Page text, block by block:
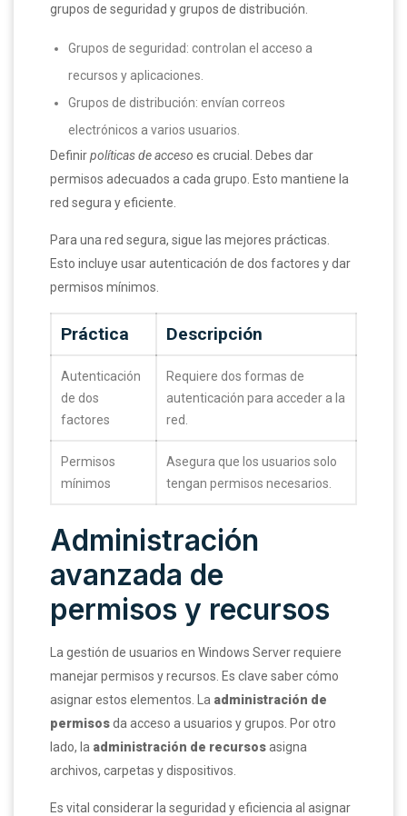
grupos de seguridad y grupos de distribución.
Grupos de seguridad: controlan el acceso a
recursos y aplicaciones.
Grupos de distribución: envían correos
electrónicos a varios usuarios.
Definirpolíticas de acceso es crucial. Debes dar
permisos adecuados a cada grupo. Esto mantiene la
red segura y eficiente.
Para una red segura, sigue las mejores prácticas.
Esto incluye usar autenticación de dos factores y dar
permisos mínimos.
Práctica Descripción
Autenticación
de dos
factores
Requiere dos formas de
autenticación para acceder a la
red.
Permisos
mínimos
Asegura que los usuarios solo
tengan permisos necesarios.
Administración
avanzada de
permisos y recursos
La gestión de usuarios en Windows Server requiere
manejar permisos y recursos. Es clave saber cómo
asignar estos elementos. La administración de
permisosda acceso a usuarios y grupos. Por otro
lado, la administración de recursosasigna
archivos, carpetas y dispositivos.
Es vital considerar la seguridad y eficiencia al asignar